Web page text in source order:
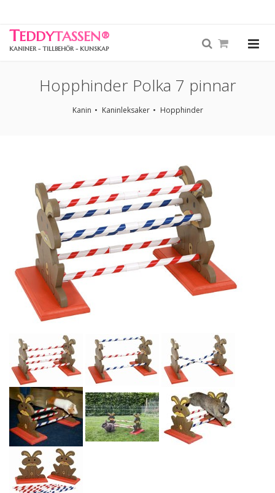
TEDDYTASSEN®
KANINER - TILLBEHÖR - KUNSKAP
Hopphinder Polka 7 pinnar
Kanin Kaninleksaker Hopphinder